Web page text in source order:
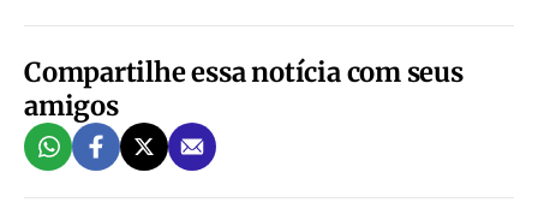
Compartilhe essa notícia com seus
amigos